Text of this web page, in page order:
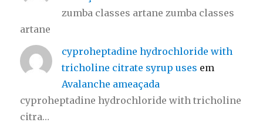
zumba classes artane zumba classes
artane
cyproheptadine hydrochloride with
tricholine citrate syrup uses em
Avalanche ameaçada
cyproheptadine hydrochloride with tricholine
citra…